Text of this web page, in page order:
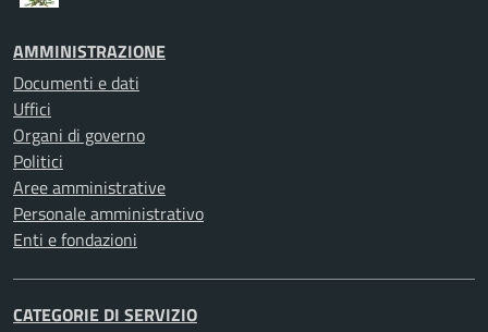
AMMINISTRAZIONE
Documenti e dati
Uffici
Organi di governo
Politici
Aree amministrative
Personale amministrativo
Enti e fondazioni
CATEGORIE DI SERVIZIO